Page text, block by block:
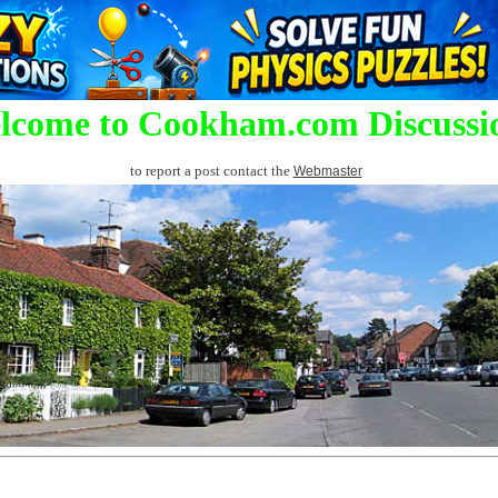
to Cookham.com
to report a post contact the Webmaster